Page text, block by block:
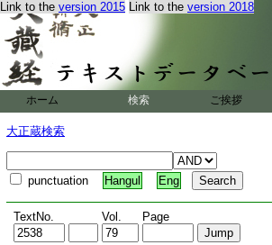
Link to the version 2015 Link to the version 2018
ホーム 検索 ご挨拶
大正蔵検索
punctuation Hangul Eng
TextNo. Vol. Page